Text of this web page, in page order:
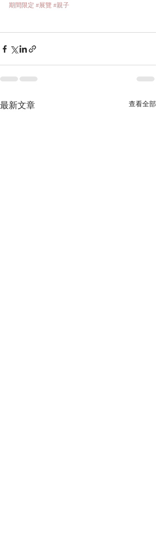
期間限定 #展覽 #親子
最新文章 查看全部